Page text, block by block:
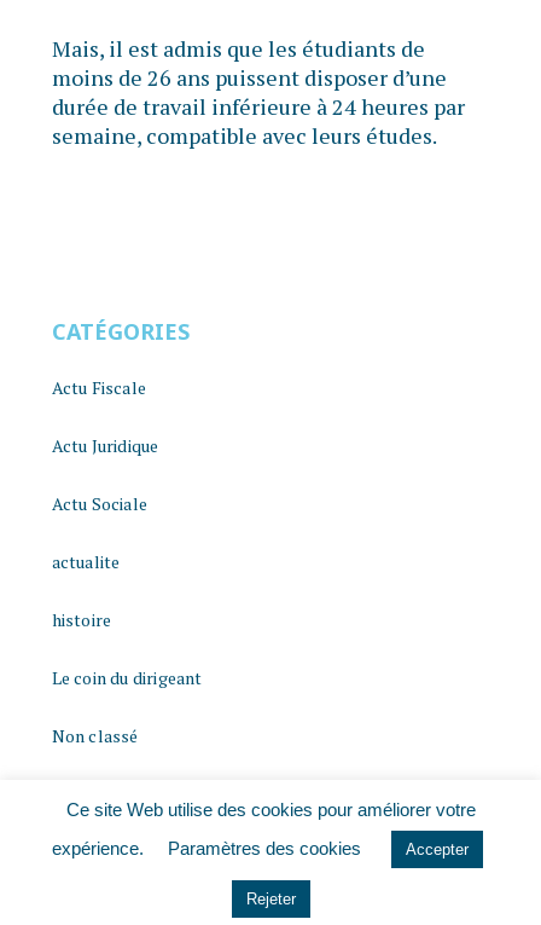
Mais, il est admis que les étudiants de
moins de 26 ans puissent disposer d’une
durée de travail inférieure à 24 heures par
semaine, compatible avec leurs études.
CATÉGORIES
Actu Fiscale
Actu Juridique
Actu Sociale
actualite
histoire
Le coin du dirigeant
Non classé
Ce site Web utilise des cookies pour améliorer votre
expérience.
Paramètres des cookies Accepter
Rejeter